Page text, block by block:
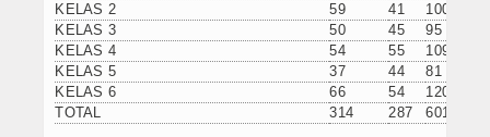
KELAS 2
59 41
100
KELAS 3
50 45
95
KELAS 4
54 55
109
KELAS 5
37 44
81
KELAS 6
66 54
120
TOTAL
314 287 601